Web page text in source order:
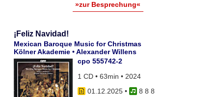
»zur Besprechung«
¡Feliz Navidad!
Mexican Baroque Music for Christmas
Kölner Akademie • Alexander Willens
cpo 555742-2
1 CD • 63min • 2024
01.12.2025•
8 8 8